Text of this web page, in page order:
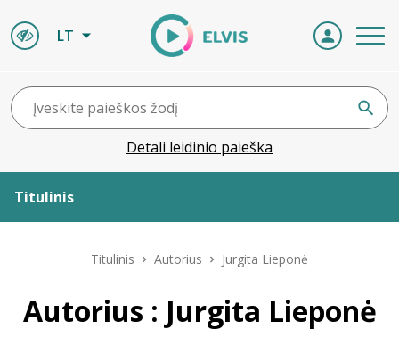
LT
Detali leidinio paieška
Titulinis
Leidiniai
Titulinis Autorius Jurgita Lieponė
Autorius : Jurgita Lieponė